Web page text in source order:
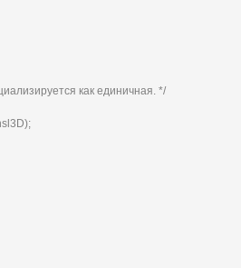
как единичная. */